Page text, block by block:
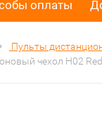
оплаты
Пульты
чехол H02